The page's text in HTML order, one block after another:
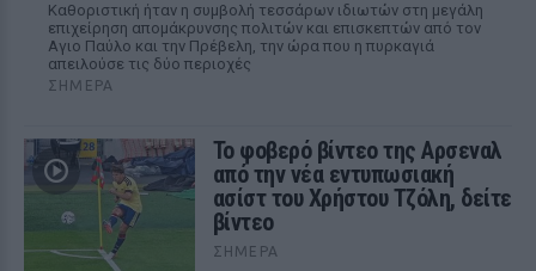
Καθοριστική ήταν η συμβολή τεσσάρων ιδιωτών στη μεγάλη
επιχείρηση απομάκρυνσης πολιτών και επισκεπτών από τον
Αγιο Παύλο και την Πρέβελη, την ώρα που η πυρκαγιά
απειλούσε τις δύο περιοχές
ΣΉΜΕΡΑ
Το φοβερό βίντεο της Αρσεναλ
από την νέα εντυπωσιακή
ασίστ του Χρήστου Τζόλη, δείτε
βίντεο
ΣΉΜΕΡΑ